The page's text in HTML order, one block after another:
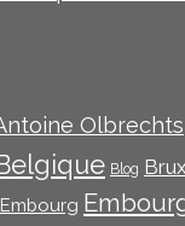
Olbrechts
Blog
Embourg